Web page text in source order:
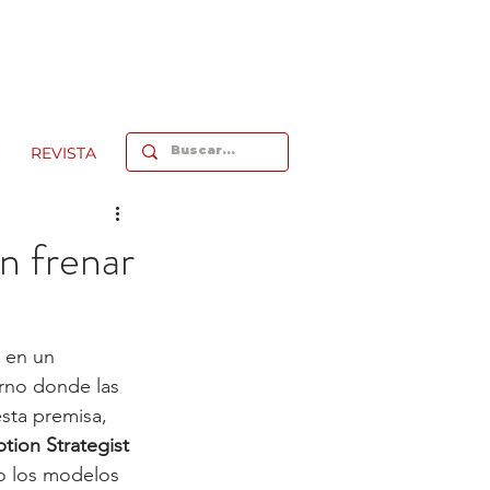
REVISTA
frenar
un
donde las
premisa,
Strategist
los modelos